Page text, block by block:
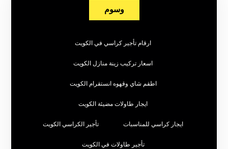
وسوم
ارقام تأجير كراسي في الكويت
اسعار تركيب زينة منازل الكويت
اطقم شاي وقهوه انستقرام الكويت
ايجار طاولات مضيئة الكويت
ايجار كراسي للمناسبات تأجير الكراسي الكويت
تأجير طاولات في الكويت